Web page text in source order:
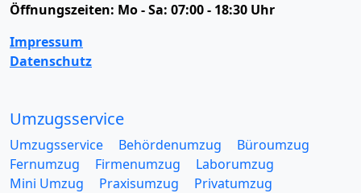
Öffnungszeiten: Mo - Sa: 07:00 - 18:30 Uhr
Impressum
Datenschutz
Umzugsservice
Umzugsservice Behördenumzug
Büroumzug
Fernumzug
Firmenumzug
Laborumzug
Mini Umzug
Praxisumzug
Privatumzug